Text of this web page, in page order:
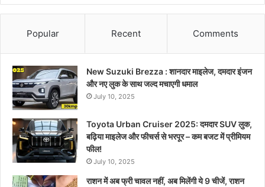
Popular Recent Comments
New Suzuki Brezza : शानदार माइलेज, दमदार इंजन
और नए लुक के साथ जल्द मचाएगी धमाल
July 10, 2025
Toyota Urban Cruiser 2025: दमदार SUV लुक,
बढ़िया माइलेज और फीचर्स से भरपूर – कम बजट में प्रीमियम
फील!
July 10, 2025
राशन में अब फ्री चावल नहीं, अब मिलेंगी ये 9 चीजें, राशन